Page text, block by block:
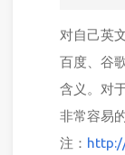
对自己英
百度、谷
含义。对
非常容易
注：